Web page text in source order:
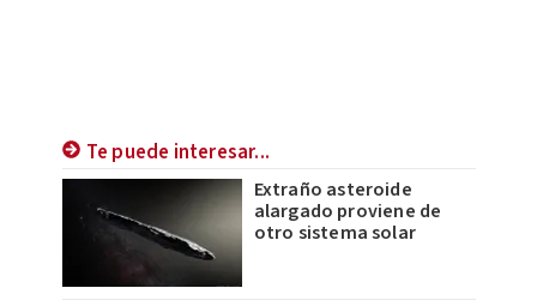
Te puede interesar...
Extraño asteroide
alargado proviene de
otro sistema solar